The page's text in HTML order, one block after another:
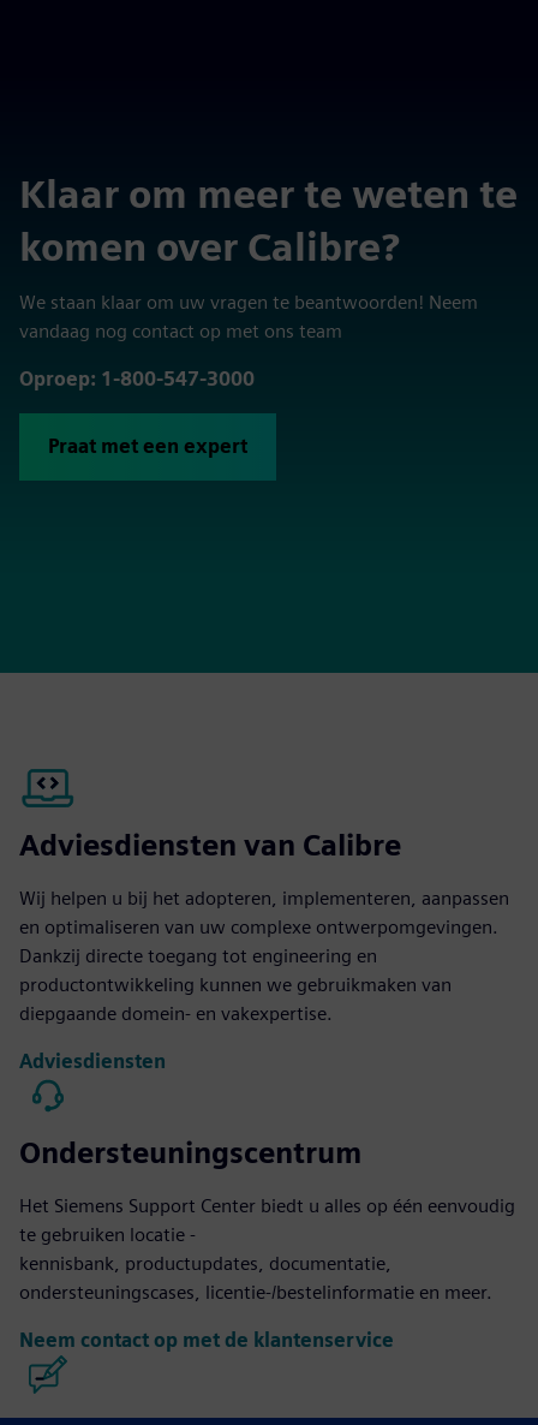
Klaar om meer te weten te
komen over Calibre?
We staan klaar om uw vragen te beantwoorden! Neem
vandaag nog contact op met ons team
Oproep: 1-800-547-3000
Praat met een expert
Adviesdiensten van Calibre
Wij helpen u bij het adopteren, implementeren, aanpassen
en optimaliseren van uw complexe ontwerpomgevingen.
Dankzij directe toegang tot engineering en
productontwikkeling kunnen we gebruikmaken van
diepgaande domein- en vakexpertise.
Adviesdiensten
Ondersteuningscentrum
Het Siemens Support Center biedt u alles op één eenvoudig
te gebruiken locatie -
kennisbank, productupdates, documentatie,
ondersteuningscases, licentie-/bestelinformatie en meer.
Neem contact op met de klantenservice